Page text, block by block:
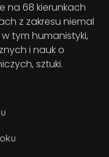
na 68 kierunkach
z zakresu niemal
tym humanistyki,
i nauk o
sztuki.